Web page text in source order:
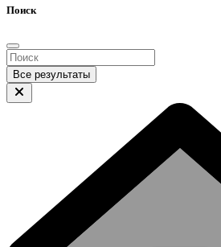
Поиск
Все результаты